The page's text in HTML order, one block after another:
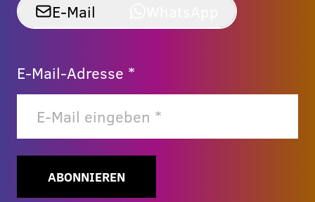
E-Mail
E-Mail-Adresse *
ABONNIEREN